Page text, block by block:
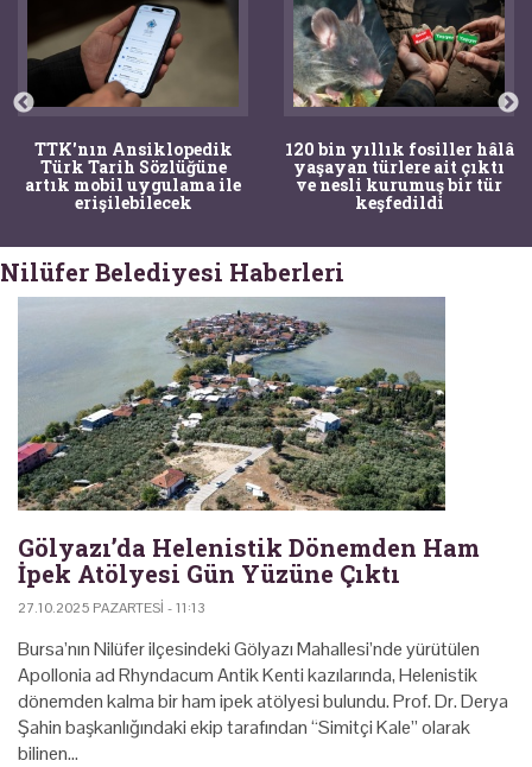
TTK'nın Ansiklopedik
Türk Tarih Sözlüğüne
artık mobil uygulama ile
erişilebilecek
120 bin yıllık fosiller hâlâ
yaşayan türlere ait çıktı
ve nesli kurumuş bir tür
keşfedildi
Nilüfer Belediyesi Haberleri
Gölyazı’da Helenistik Dönemden Ham
İpek Atölyesi Gün Yüzüne Çıktı
27.10.2025 PAZARTESI - 11:13
Bursa’nın Nilüfer ilçesindeki Gölyazı Mahallesi’nde yürütülen
Apollonia ad Rhyndacum Antik Kenti kazılarında, Helenistik
dönemden kalma bir ham ipek atölyesi bulundu. Prof. Dr. Derya
Şahin başkanlığındaki ekip tarafından “Simitçi Kale” olarak
bilinen…